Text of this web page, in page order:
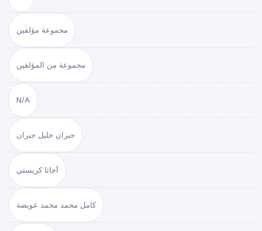
مجموعة مؤلفين
مجموعة من المؤلفين
N/A
جبران خليل جبران
أجاثا كريستي
كامل محمد محمد عويضة